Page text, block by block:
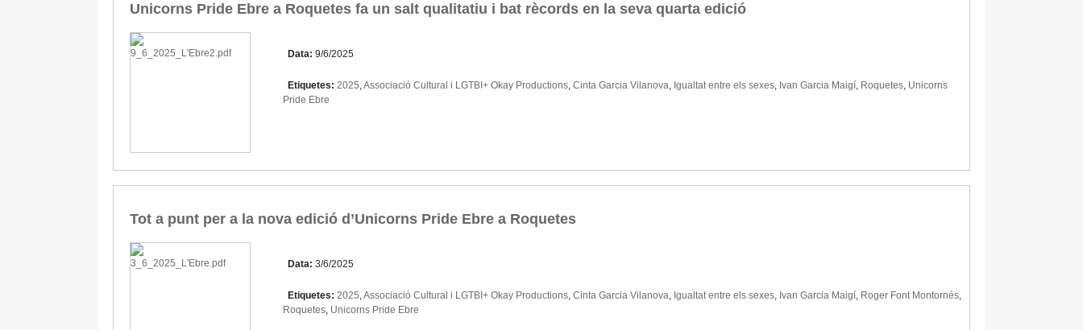
Unicorns Pride Ebre a Roquetes fa un salt qualitatiu i bat rècords en la seva quarta edició
Data: 9/6/2025
Etiquetes: 2025,Associació Cultural i LGTBI+ Okay Productions, Cinta Garcia Vilanova, Igualtat entre els sexes, Ivan Garcia Maigí, Roquetes, Unicorns
Pride Ebre
Tot a punt per a la nova edició d’Unicorns Pride Ebre a Roquetes
Data: 3/6/2025
Etiquetes: 2025,Associació Cultural i LGTBI+ Okay Productions, Cinta Garcia Vilanova, Igualtat entre els sexes, Ivan Garcia Maigí, Roger Font Montornés,
Roquetes, Unicorns Pride Ebre